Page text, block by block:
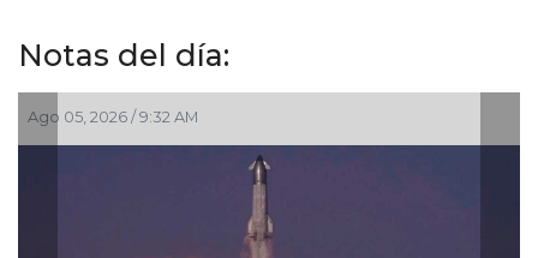
Notas del día:
05, 2026 / 9:32 AM